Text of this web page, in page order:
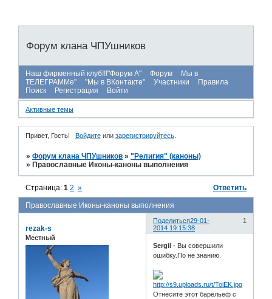
Форум клана ЧПУшников
Наш фирменный клуб!!!"Форум А" Форум
Мы в
ТЕЛЕГРАММе"
"Мы в ВКонтакте" Участники
Правила
Поиск
Регистрация Войти
Активные темы
Привет, Гость! Войдитеили зарегистрируйтесь.
»Форум клана ЧПУшников »"Религия" (каноны)
» Православные Иконы-каноны выполнения
Православные Иконы-каноны выполнения
Страница:1 2 » Ответить
Поделиться 1
29-01-
2014 19:15:38
rezak-s
Местный
Sergii - Вы совершили
ошибку.По не знанию.
Отнесите этот барельеф с